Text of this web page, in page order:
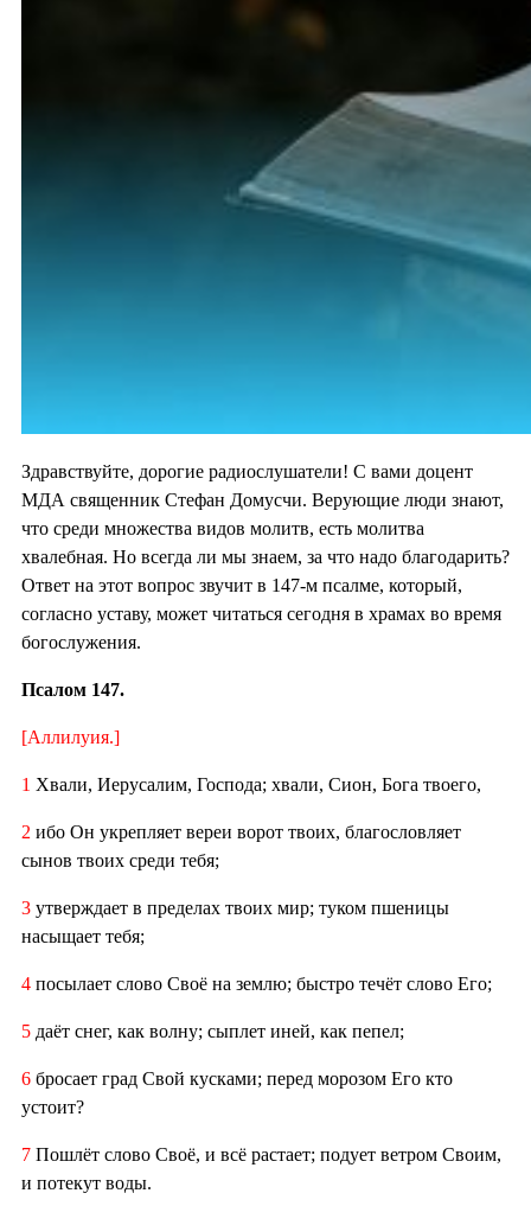
Здравствуйте, дорогие радиослушатели! С вами доцент
МДА священник Стефан Домусчи. Верующие люди знают,
что среди множества видов молитв, есть молитва
хвалебная. Но всегда ли мы знаем, за что надо благодарить?
Ответ на этот вопрос звучит в 147-м псалме, который,
согласно уставу, может читаться сегодня в храмах во время
богослужения.
Псалом 147.
[Аллилуия.]
1 Хвали, Иерусалим, Господа; хвали, Сион, Бога твоего,
2 ибо Он укрепляет вереи ворот твоих, благословляет
сынов твоих среди тебя;
3 утверждает в пределах твоих мир; туком пшеницы
насыщает тебя;
4 посылает слово Своё на землю; быстро течёт слово Его;
5 даёт снег, как волну; сыплет иней, как пепел;
6 бросает град Свой кусками; перед морозом Его кто
устоит?
7 Пошлёт слово Своё, и всё растает; подует ветром Своим,
и потекут воды.